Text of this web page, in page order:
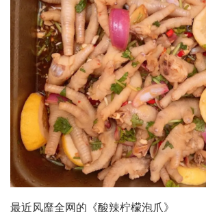
最近风靡全网的《酸辣柠檬泡爪》